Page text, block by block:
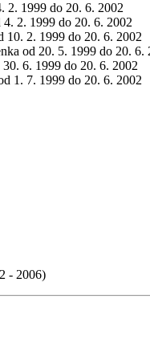
2. 1999 do 20. 6. 2002
4. 2. 1999 do 20. 6. 2002
10. 2. 1999 do 20. 6. 2002
od 20. 5. 1999 do 20. 6.
30. 6. 1999 do 20. 6. 2002
1. 7. 1999 do 20. 6. 2002
- 2006)